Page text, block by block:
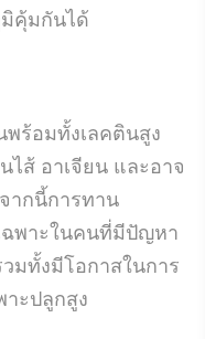
คุ้มกันได้
ร้อมทั้งเลคตินสูง
ส้ อาเจียน และอาจ
ากนี้การทาน
ฉพาะในคนที่มีปัญหา
มทั้งมีโอกาสในการ
ะปลูกสูง